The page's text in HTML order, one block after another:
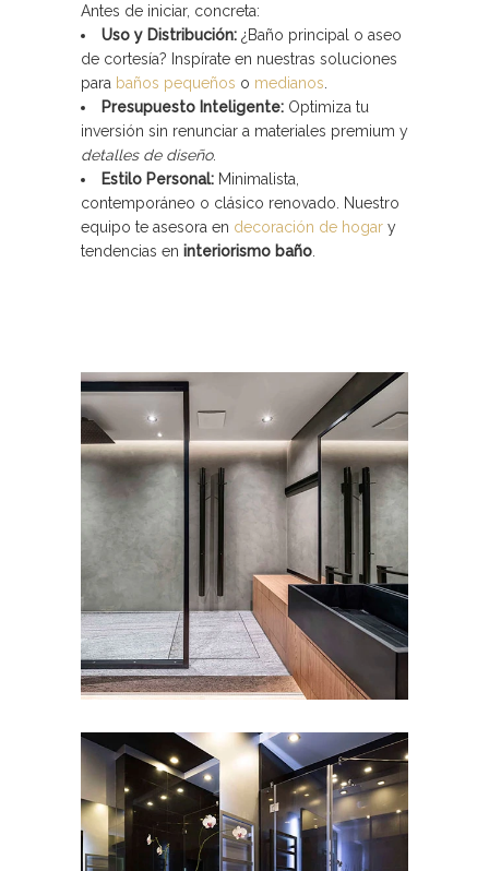
Antes de iniciar, concreta:
Uso y Distribución: ¿Baño principal o aseo
de cortesía? Inspírate en nuestras soluciones
para baños pequeños o medianos
Presupuesto Inteligente: Optimiza tu
inversión sin renunciar a materiales premium y
detalles de diseño.
Estilo Personal: Minimalista,
contemporáneo o clásico renovado. Nuestro
equipo te asesora en decoración de hogar y
tendencias en interiorismo baño